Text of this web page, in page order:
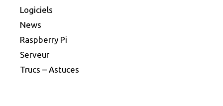
Logiciels
News
Raspberry Pi
Serveur
Trucs – Astuces